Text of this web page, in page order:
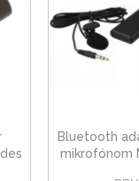
Bluetooth
mikrofónom